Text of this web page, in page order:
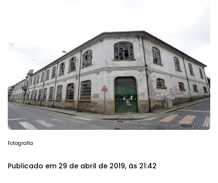
Fotografia
Publicado em 29 de abril de 2019, às 21:42